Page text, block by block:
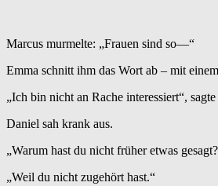
Marcus murmelte: „Frauen sind so—“
Emma schnitt ihm das Wort ab – mit
„Ich bin nicht an Rache interessiert“,
Daniel sah krank aus.
„Warum hast du nicht früher etwas
„Weil du nicht zugehört hast.“